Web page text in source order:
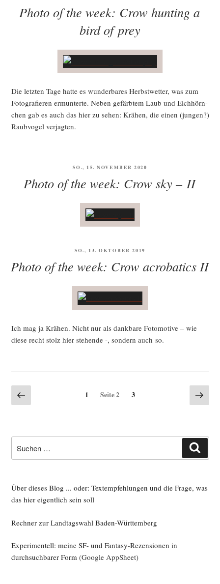
Photo of the week: Crow hunting a
bird of prey
Die letz­ten Tage hat­te es wun­der­ba­res Herbst­wet­ter, was zum
Foto­gra­fie­ren ermun­ter­te. Neben gefärb­tem Laub und Eich­hörn­
chen gab es auch das hier zu sehen: Krä­hen, die einen (jun­gen?)
Raub­vo­gel verjagten.
VERÖFFENTLICHT
SO., 15. NOVEMBER 2020
Photo of the week: Crow sky – II
VERÖFFENTLICHT
SO., 13. OKTOBER 2019
Photo of the week: Crow acrobatics II
Ich mag ja Krä­hen. Nicht nur als dank­ba­re Foto­mo­ti­ve – wie
die­se recht stolz hier ste­hen­de -, son­dern auch so.
Seitennummerierung
der
Vorherige
Seite
Seite
1 Seite2 Seite
3
Seite
nach:
Über dieses Blog ... oder: Textempfehlungen und die Frage, was
das hier eigentlich sein soll
Rechner zur Landtagswahl Baden-Württemberg
Experimentell: meine SF- und Fantasy-Rezensionen in
durchsuchbarer Form(Google AppSheet)